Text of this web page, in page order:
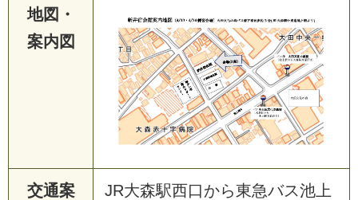
地図・
案内図
交通案
JR大森駅西口から東急バス池上